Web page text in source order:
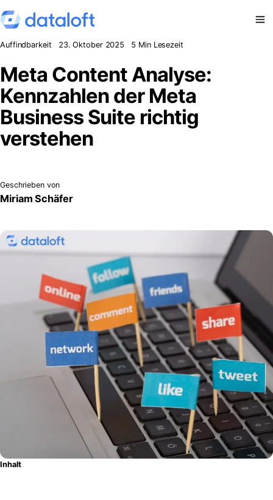
Zum Inhalt springen
Auffindbarkeit 23. Oktober 2025 5 Min Lesezeit
Meta Content Analyse:
Kennzahlen der Meta
Business Suite richtig
verstehen
Geschrieben von
Miriam Schäfer
Inhalt